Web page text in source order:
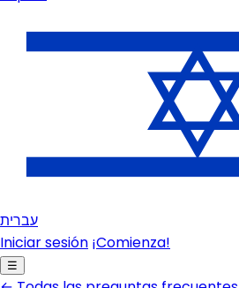
עברית
Iniciar sesión ¡Comienza!
☰